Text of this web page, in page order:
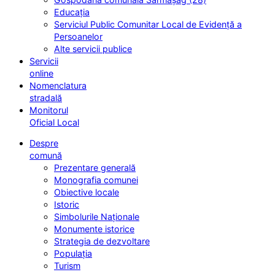
Educația
Serviciul Public Comunitar Local de Evidență a
Persoanelor
Alte servicii publice
Servicii
online
Nomenclatura
stradală
Monitorul
Oficial Local
Despre
comună
Prezentare generală
Monografia comunei
Obiective locale
Istoric
Simbolurile Naționale
Monumente istorice
Strategia de dezvoltare
Populația
Turism